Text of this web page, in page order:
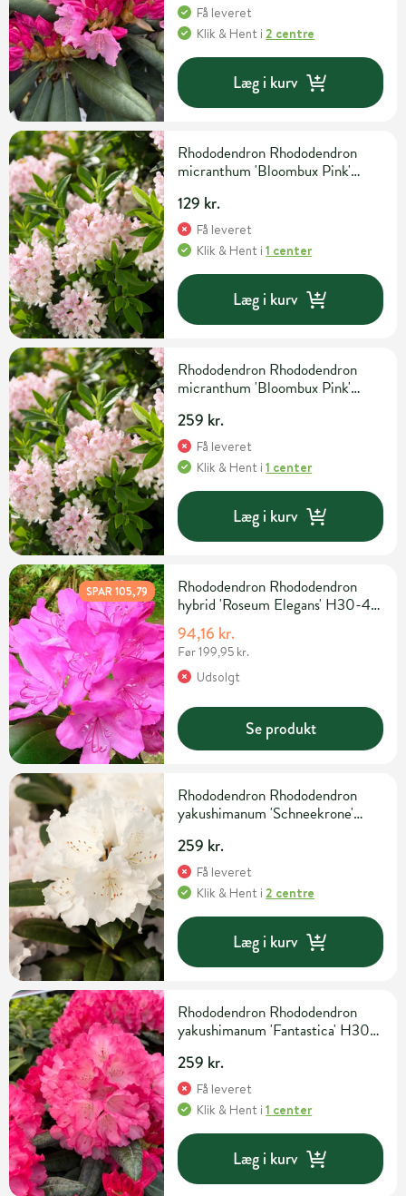
Få leveret
Klik & Hent i2 centre
Læg i kurv
Rhododendron Rhododendron
micranthum 'Bloombux Pink'
129 kr.
Få leveret
Klik & Hent i1 center
Læg i kurv
Rhododendron Rhododendron
micranthum 'Bloombux Pink'
259 kr.
Få leveret
Klik & Hent i1 center
Læg i kurv
SPAR 105,79
Rhododendron Rhododendron
hybrid 'Roseum Elegans' H30-40
cm 5 liter potte
94,16 kr.
Før 199,95 kr.
Udsolgt
Se produkt
Rhododendron Rhododendron
yakushimanum 'Schneekrone'
259 kr.
Få leveret
Klik & Hent i2 centre
Læg i kurv
Rhododendron Rhododendron
yakushimanum 'Fantastica' H30-
259 kr.
Få leveret
Klik & Hent i1 center
Læg i kurv